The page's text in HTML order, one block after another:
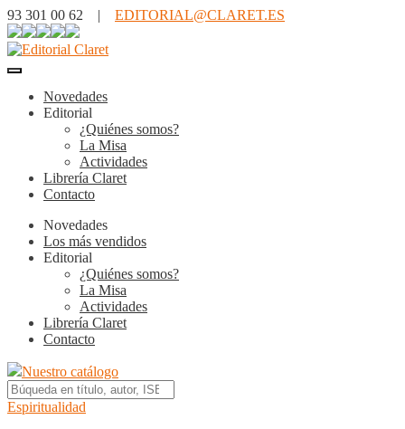
93 301 00 62 | EDITORIAL@CLARET.ES
Novedades
Editorial
¿Quiénes somos?
La Misa
Actividades
Librería Claret
Contacto
Novedades
Los más vendidos
Editorial
¿Quiénes somos?
La Misa
Actividades
Librería Claret
Contacto
Nuestro catálogo
Espiritualidad